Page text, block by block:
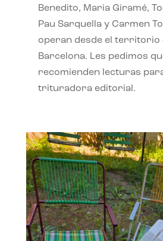
Benedito, Maria Giramé,
Pau Sarquella y Carmen
operan desde el territorio
Barcelona. Les pedimos
recomienden lecturas
trituradora editorial.